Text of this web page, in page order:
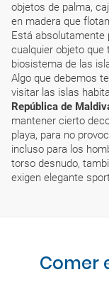
objetos de palma,
en madera que
Está absolutamente
cualquier objeto que
biosistema de las
Algo que debemos
visitar las islas
República de
mantener cierto
playa, para no
incluso para los
torso desnudo,
exigen elegante
Comer